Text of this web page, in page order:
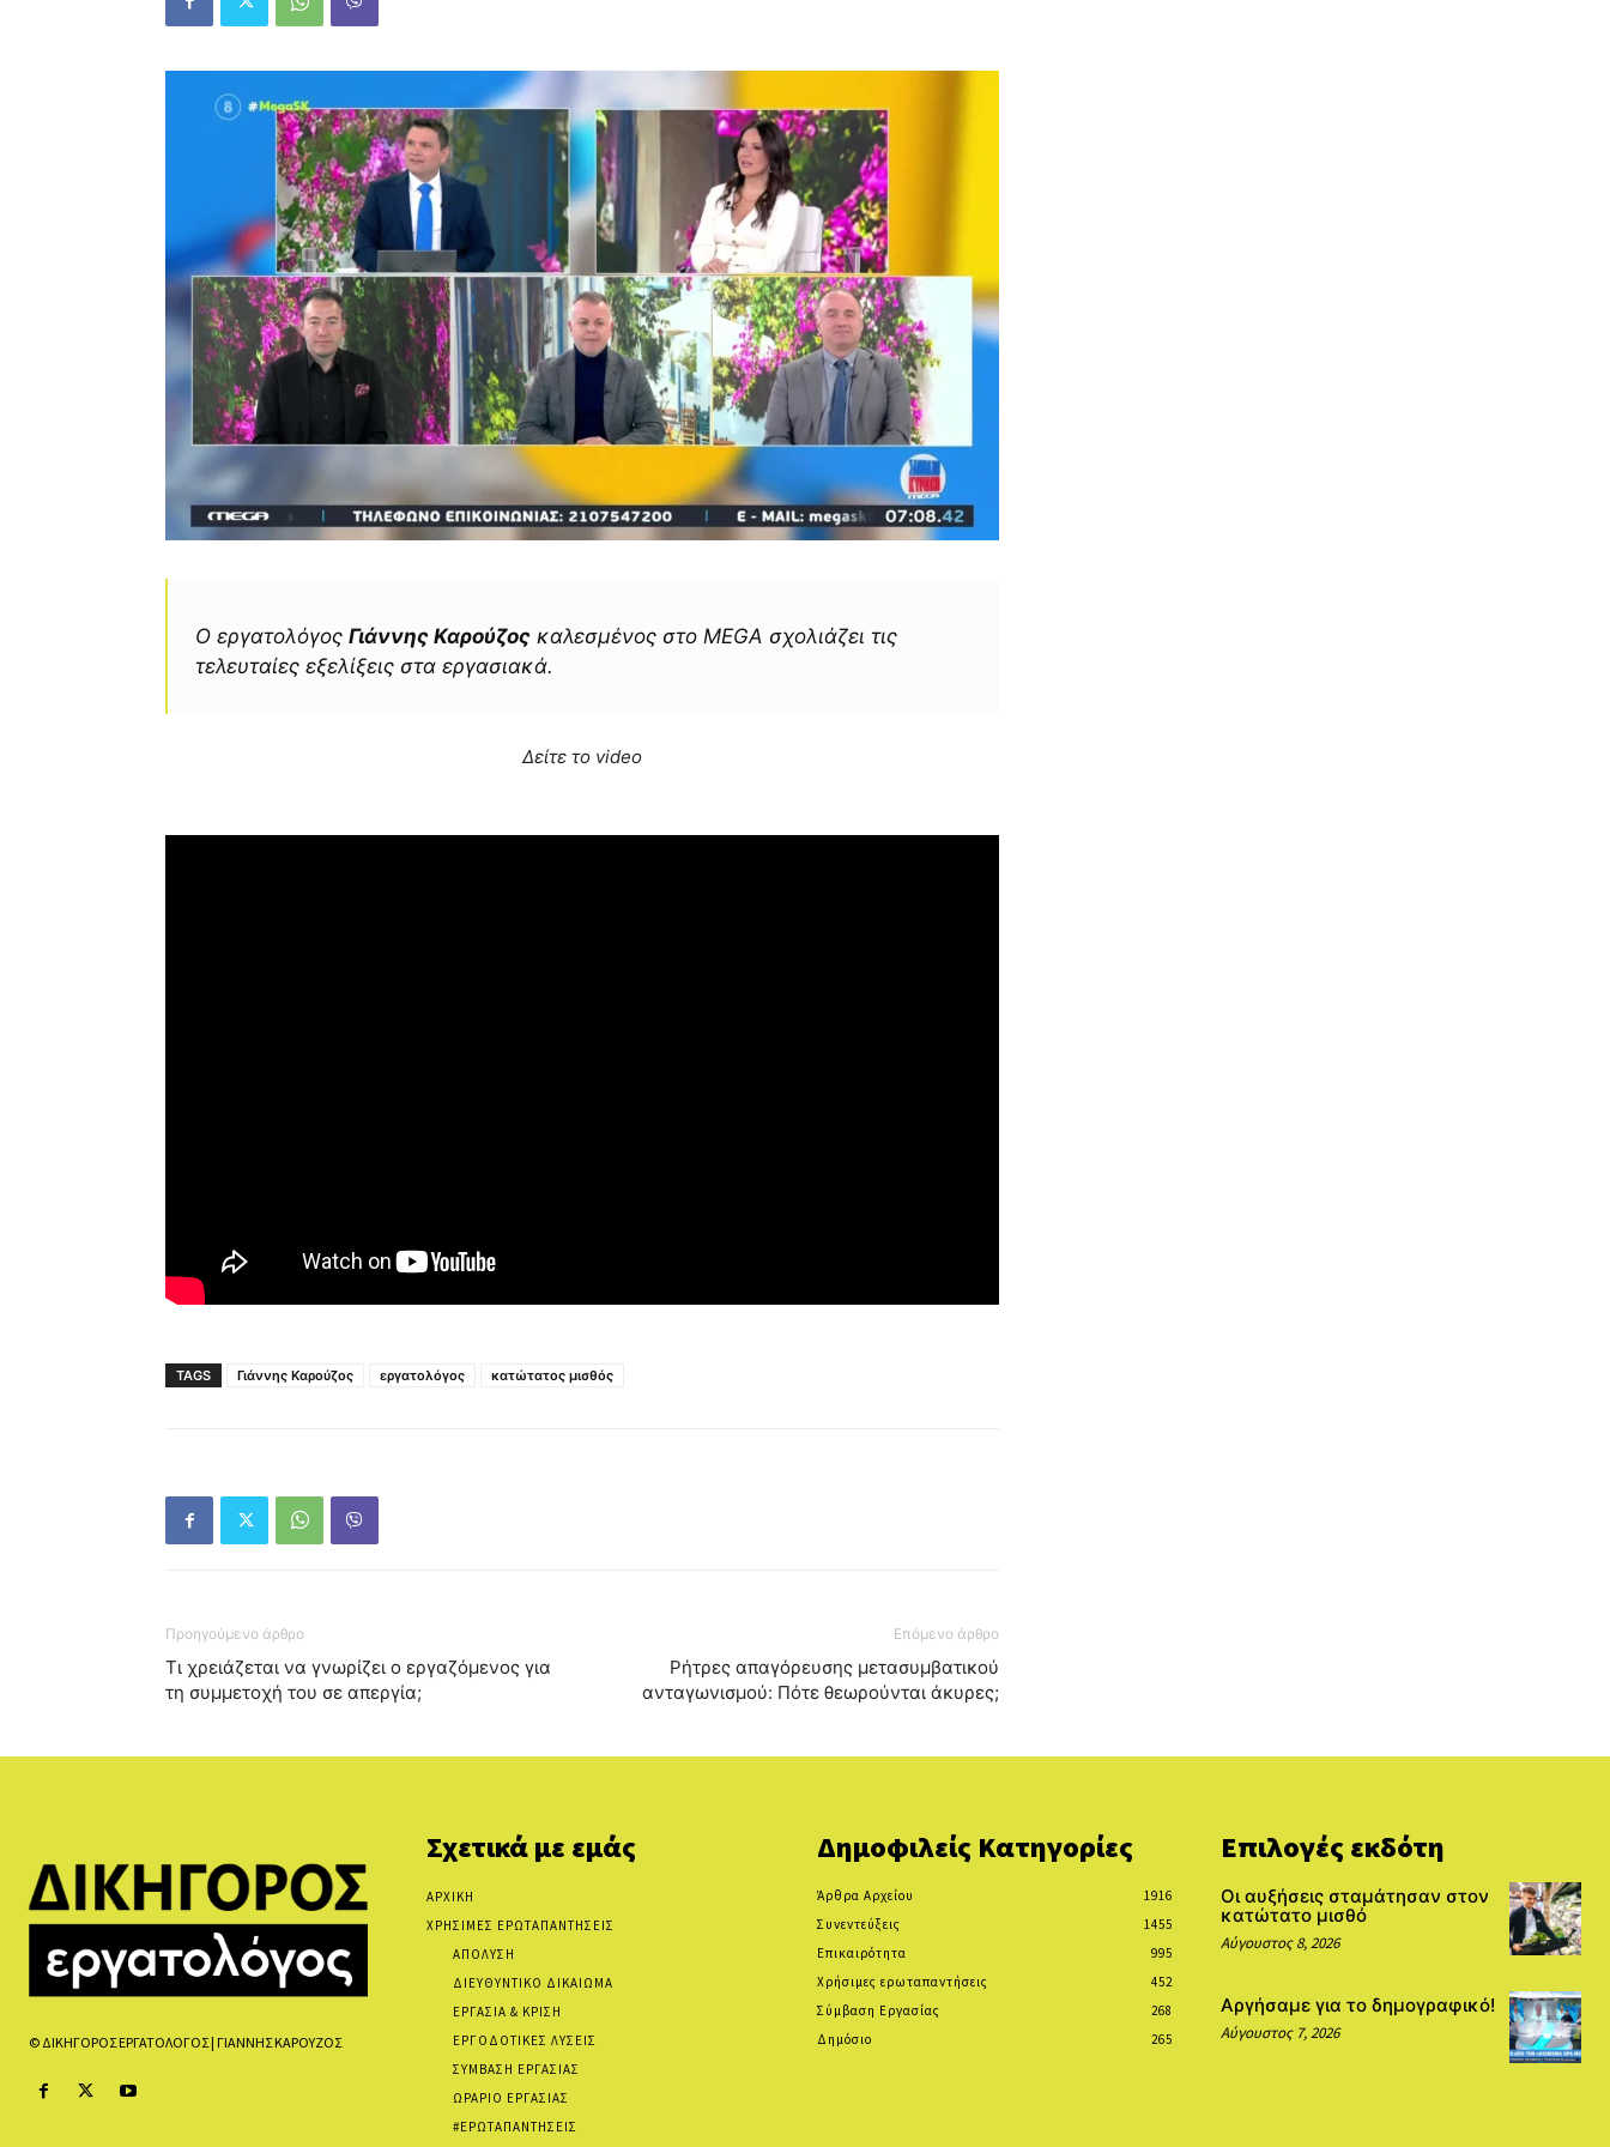
Ο εργατολόγος Γιάννης Καρούζος καλεσμένος στο MEGA σχολιάζει τις
τελευταίες εξελίξεις στα εργασιακά.
Δείτε το video
TAGS Γιάννης Καρούζος εργατολόγος κατώτατος μισθός
Προηγούμενο άρθρο
Τι χρειάζεται να γνωρίζει ο εργαζόμενος για
τη συμμετοχή του σε απεργία;
Επόμενο άρθρο
Ρήτρες απαγόρευσης μετασυμβατικού
ανταγωνισμού: Πότε θεωρούνται άκυρες;
© ΔΙΚΗΓΟΡΟΣ ΕΡΓΑΤΟΛΟΓΟΣ | ΓΙΑΝΝΗΣ ΚΑΡΟΥΖΟΣ
Σχετικά με εμάς
ΑΡΧΙΚΗ
ΧΡΗΣΙΜΕΣ ΕΡΩΤΑΠΑΝΤΗΣΕΙΣ
ΑΠΟΛΥΣΗ
ΔΙΕΥΘΥΝΤΙΚΟ ΔΙΚΑΙΩΜΑ
ΕΡΓΑΣΙΑ & ΚΡΙΣΗ
ΕΡΓΟΔΟΤΙΚΕΣ ΛΥΣΕΙΣ
ΣΥΜΒΑΣΗ ΕΡΓΑΣΙΑΣ
ΩΡΑΡΙΟ ΕΡΓΑΣΙΑΣ
#ΕΡΩΤΑΠΑΝΤΗΣΕΙΣ
Δημοφιλείς Κατηγορίες
Άρθρα Αρχείου
1916
Συνεντεύξεις
1455
Επικαιρότητα
995
Χρήσιμες ερωταπαντήσεις
452
Σύμβαση Εργασίας
268
Δημόσιο
265
Επιλογές εκδότη
Οι αυξήσεις σταμάτησαν στον
κατώτατο μισθό
Αύγουστος 8, 2026
Αργήσαμε για το δημογραφικό!
Αύγουστος 7, 2026